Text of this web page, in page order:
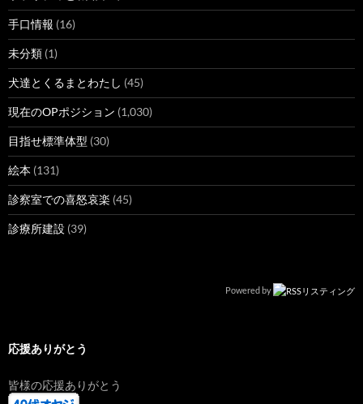
手口情報 (16)
未分類 (1)
犬達とくるまとわたし (45)
現在のOPポジション (1,030)
目指せ標準体型 (30)
絵本 (131)
診察室での喜怒哀楽 (45)
診療所建設 (39)
Powered by
応援ありがとう
皆様の応援ありがとう